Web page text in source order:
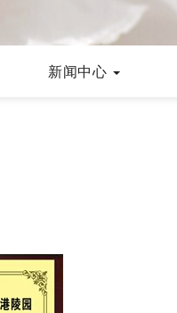
新闻中心